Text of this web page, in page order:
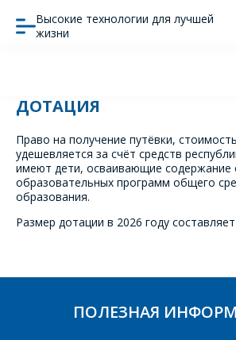
Высокие технологии для лучшей
жизни
ДОТАЦИЯ
Право на получение путёвки,
удешевляется за счёт средств
имеют дети, осваивающие содержание
образовательных программ общего
образования.
Размер дотации в 2026 году
ПОЛЕЗНАЯ
Форма
для юридических лиц
лицам
(17) 350-94-32
Укажите
интересующее Вас
ЗАДАТЬ ВОПРОС
СОТРУДНИКИ
РАДОСТЬЮ
ВАШИ